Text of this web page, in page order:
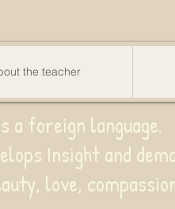
the teacher
a foreign language.
Insight and
compassion,